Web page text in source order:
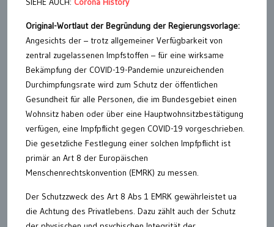
Original-Wortlaut der Begründung der Regierungsvorlage:
Angesichts der – trotz allgemeiner Verfügbarkeit von
zentral zugelassenen Impfstoffen – für eine wirksame
Bekämpfung der COVID-19-Pandemie unzureichenden
Durchimpfungsrate wird zum Schutz der öffentlichen
Gesundheit für alle Personen, die im Bundesgebiet einen
Wohnsitz haben oder über eine Hauptwohnsitzbestätigung
verfügen, eine Impfpflicht gegen COVID-19 vorgeschrieben.
Die gesetzliche Festlegung einer solchen Impfpflicht ist
primär an Art 8 der Europäischen
Menschenrechtskonvention (EMRK) zu messen.
Der Schutzzweck des Art 8 Abs 1 EMRK gewährleistet ua
die Achtung des Privatlebens. Dazu zählt auch der Schutz